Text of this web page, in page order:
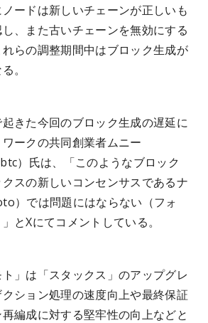
ードは新しいチェーンが正しいも
、また古いチェーンを無効にする
らの調整期間中はブロック生成が
。
起きた今回のブロック生成の遅延に
ークの共同創業者ムニー
）氏は、「このようなブロック
スの新しいコンセンサスであるナ
）では問題にはならない（フォ
とXにてコメントしている。
」は「スタックス」のアップグレ
ション処理の速度向上や最終保証
編成に対する堅牢性の向上などと